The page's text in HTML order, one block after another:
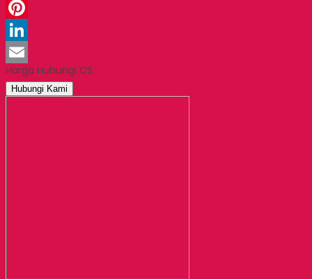
WhatsApp
Pinterest
LinkedIn
Email
Harga Hubungi CS
Hubungi Kami